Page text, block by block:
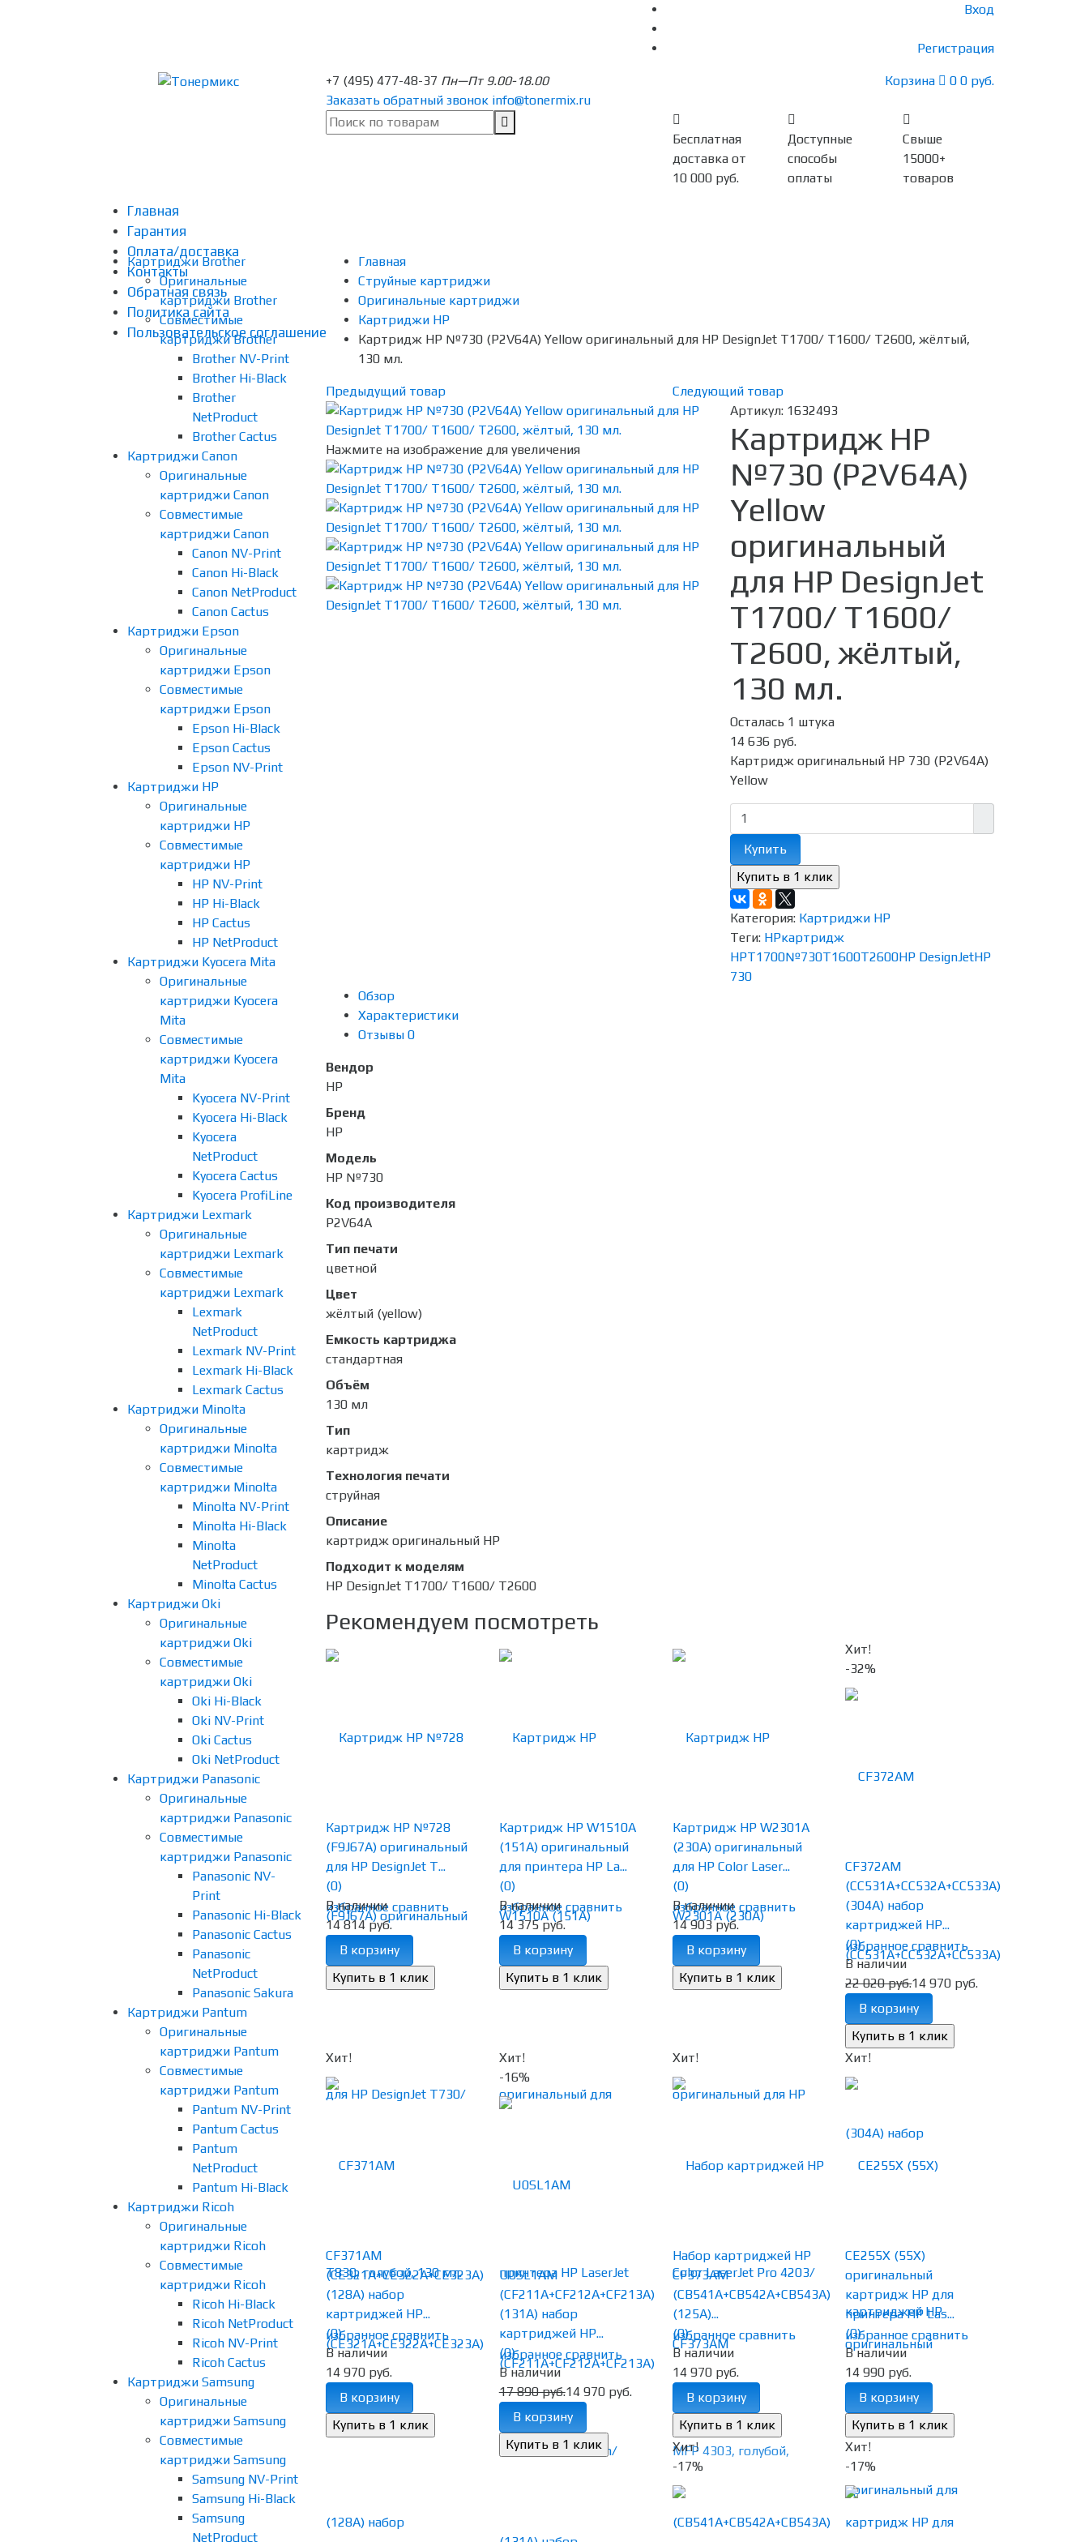
Вход
Регистрация
+7 (495) 477-48-37 Пн—Пт 9.00-18.00
Заказать обратный звонок info@tonermix.ru
Корзина 0 0 руб.
Бесплатная
доставка от
10 000 руб.
Доступные
способы
оплаты
Свыше
15000+
товаров
Главная
Гарантия
Оплата/доставка
Контакты
Обратная связь
Политика сайта
Пользовательское соглашение
Картриджи Brother
Оригинальные
картриджи Brother
Совместимые
картриджи Brother
Brother NV-Print
Brother Hi-Black
Brother
NetProduct
Brother Cactus
Картриджи Canon
Оригинальные
картриджи Canon
Совместимые
картриджи Canon
Canon NV-Print
Canon Hi-Black
Canon NetProduct
Canon Cactus
Картриджи Epson
Оригинальные
картриджи Epson
Совместимые
картриджи Epson
Epson Hi-Black
Epson Cactus
Epson NV-Print
Картриджи HP
Оригинальные
картриджи HP
Совместимые
картриджи HP
HP NV-Print
HP Hi-Black
HP Cactus
HP NetProduct
Картриджи Kyocera Mita
Оригинальные
картриджи Kyocera
Mita
Совместимые
картриджи Kyocera
Mita
Kyocera NV-Print
Kyocera Hi-Black
Kyocera
NetProduct
Kyocera Cactus
Kyocera ProfiLine
Картриджи Lexmark
Оригинальные
картриджи Lexmark
Совместимые
картриджи Lexmark
Lexmark
NetProduct
Lexmark NV-Print
Lexmark Hi-Black
Lexmark Cactus
Картриджи Minolta
Оригинальные
картриджи Minolta
Совместимые
картриджи Minolta
Minolta NV-Print
Minolta Hi-Black
Minolta
NetProduct
Minolta Cactus
Картриджи Oki
Оригинальные
картриджи Oki
Совместимые
картриджи Oki
Oki Hi-Black
Oki NV-Print
Oki Cactus
Oki NetProduct
Картриджи Panasonic
Оригинальные
картриджи Panasonic
Совместимые
картриджи Panasonic
Panasonic NV-
Print
Panasonic Hi-Black
Panasonic Cactus
Panasonic
NetProduct
Panasonic Sakura
Картриджи Pantum
Оригинальные
картриджи Pantum
Совместимые
картриджи Pantum
Pantum NV-Print
Pantum Cactus
Pantum
NetProduct
Pantum Hi-Black
Картриджи Ricoh
Оригинальные
картриджи Ricoh
Совместимые
картриджи Ricoh
Ricoh Hi-Black
Ricoh NetProduct
Ricoh NV-Print
Ricoh Cactus
Картриджи Samsung
Оригинальные
картриджи Samsung
Совместимые
картриджи Samsung
Samsung NV-Print
Samsung Hi-Black
Samsung
NetProduct
Главная
Струйные картриджи
Оригинальные картриджи
Картриджи HP
Картридж HP №730 (P2V64A) Yellow оригинальный для HP DesignJet T1700/ T1600/ T2600, жёлтый,
130 мл.
Предыдущий товар Следующий товар
Нажмите на изображение для увеличения
Артикул: 1632493
Картридж HP
№730 (P2V64A)
Yellow
оригинальный
для HP DesignJet
T1700/ T1600/
T2600, жёлтый,
130 мл.
Осталась 1 штука
14 636 руб.
Картридж оригинальный HP 730 (P2V64A)
Yellow
Купить
Категория: Картриджи HP
Теги: HPкартридж
HPT1700№730T1600T2600HP DesignJetHP
730
Обзор
Характеристики
Отзывы 0
Вендор
HP
Бренд
HP
Модель
HP №730
Код производителя
P2V64A
Тип печати
цветной
Цвет
жёлтый (yellow)
Емкость картриджа
стандартная
Объём
130 мл
Тип
картридж
Технология печати
струйная
Описание
картридж оригинальный HP
Подходит к моделям
HP DesignJet T1700/ T1600/ T2600
Рекомендуем посмотреть
избранное сравнить
Картридж HP №728
(F9J67A) оригинальный
для HP DesignJet T...
(0)
В наличии
14 814 руб.
В корзину
избранное сравнить
Картридж HP W1510A
(151A) оригинальный
для принтера HP La...
(0)
В наличии
14 375 руб.
В корзину
избранное сравнить
Картридж HP W2301A
(230A) оригинальный
для HP Color Laser...
(0)
В наличии
14 903 руб.
В корзину
Хит!
-32%
избранное сравнить
CF372AM
(CC531A+CC532A+CC533A)
(304A) набор
картриджей HP...
(0)
В наличии
22 020 руб.14 970 руб.
В корзину
Хит!
избранное сравнить
CF371AM
(CE321A+CE322A+CE323A)
(128A) набор
картриджей HP...
(0)
В наличии
14 970 руб.
В корзину
Хит!
-16%
избранное сравнить
U0SL1AM
(CF211A+CF212A+CF213A)
(131A) набор
картриджей HP...
(0)
В наличии
17 890 руб.14 970 руб.
В корзину
Хит!
избранное сравнить
Набор картриджей HP
CF373AM
(CB541A+CB542A+CB543A)
(125A)...
(0)
В наличии
14 970 руб.
В корзину
Хит!
избранное сравнить
CE255X (55X)
оригинальный
картридж HP для
принтера HP Las...
(0)
В наличии
14 990 руб.
В корзину
Хит!
-17%
Хит!
-17%